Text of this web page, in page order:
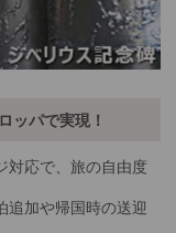
ッパで実現！
対応で、旅の自由度
追加や帰国時の送迎